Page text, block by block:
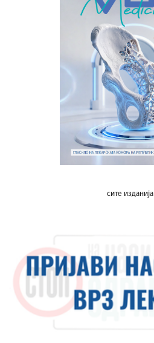
сите изданија